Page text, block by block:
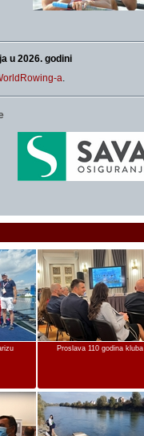
u 2026. godini
a.
Proslava 110 godina kluba